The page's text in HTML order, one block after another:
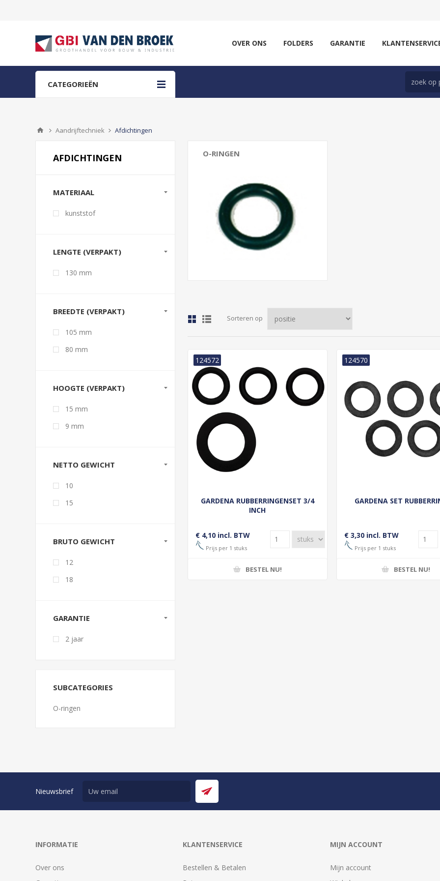
OVER ONS FOLDERS GARANTIE
CATEGORIEËN
Aandrijftechniek Afdichtingen
O-RINGEN
Sorteren op
GARDENA RUBBERRINGENSET 3/4
INCH
124572
€ 4,10 incl. BTW
Prijs per 1 stuks
BESTEL NU!
GARDENA SET
124570
€ 3,30 incl. BTW
Prijs per 1 stuks
BESTEL NU!
AFDICHTINGEN
MATERIAAL
kunststof
LENGTE (VERPAKT)
130 mm
BREEDTE (VERPAKT)
105 mm
80 mm
HOOGTE (VERPAKT)
15 mm
9 mm
NETTO GEWICHT
10
15
BRUTO GEWICHT
12
18
GARANTIE
2 jaar
SUBCATEGORIES
O-ringen
Nieuwsbrief
INFORMATIE
Over ons
KLANTENSERVICE
Bestellen & Betalen
MIJN ACCOUNT
Mijn account